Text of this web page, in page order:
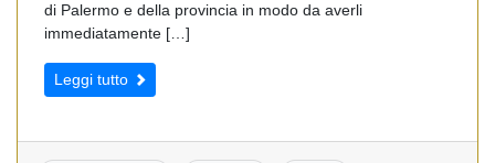
di Palermo e della provincia in modo da averli
immediatamente […]
Leggi tutto